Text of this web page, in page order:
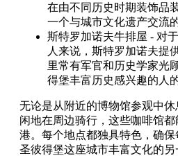
在由不同历史时期装饰品
一个与城市文化遗产交流
斯特罗加诺夫牛排屋 - 对
人来说，斯特罗加诺夫提
里常有军官和历史学家光
得堡丰富历史感兴趣的人
无论是从附近的博物馆参观中
闲地在周边骑行，这些咖啡馆
港。每个地点都独具特色，确
圣彼得堡这座城市丰富文化的另